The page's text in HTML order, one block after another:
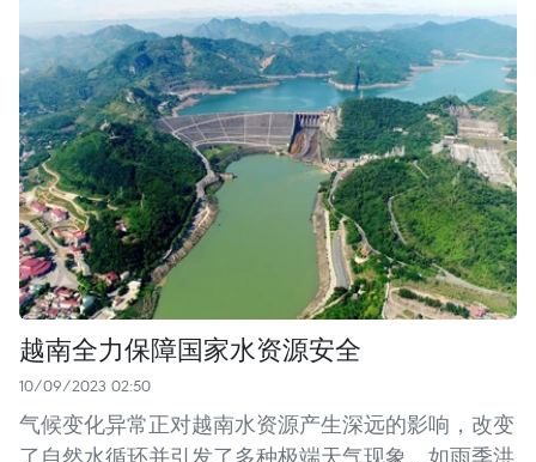
越南全力保障国家水资源安全
10/09/2023 02:50
气候变化异常正对越南水资源产生深远的影响，改变